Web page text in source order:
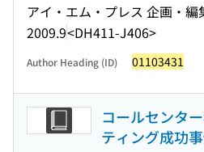
アイ・エム・プレス 企画・編
2009.9<DH411-J406>
Author Heading (ID) 01103431
コールセンタ
ティング成功